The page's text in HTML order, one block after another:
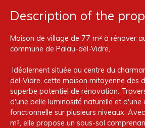
Description of the
Maison de village de 77 m² à rénover
commune de Palau-del-Vidre,
Idéalement située au centre du
del-Vidre, cette maison mitoyenne des
superbe potentiel de rénovation.
d'une belle luminosité naturelle et d'une
fonctionnelle sur plusieurs niveaux.
m², elle propose un sous-sol